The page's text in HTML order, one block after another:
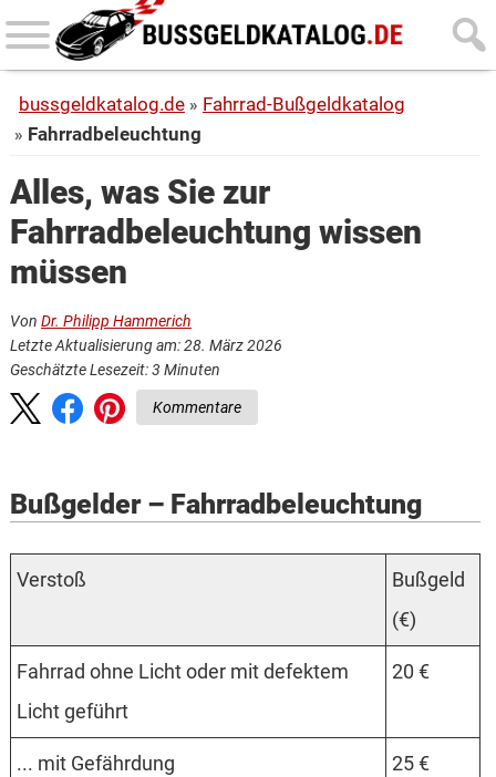
Skip
to
content
Skip
to
sidebar
bussgeldkatalog.de
Fahrrad-Bußgeldkatalog
Fahrradbeleuchtung
Alles, was Sie zur
Fahrradbeleuchtung wissen
müssen
Von Dr. Philipp Hammerich
Letzte Aktualisierung am: 28. März 2026
Geschätzte Lesezeit:3 Minuten
Kommentare
Bußgelder – Fahrradbeleuchtung
Verstoß
Bußgeld
(€)
Fahrrad ohne Licht oder mit defektem
Licht geführt
20 €
... mit Gefährdung 25 €